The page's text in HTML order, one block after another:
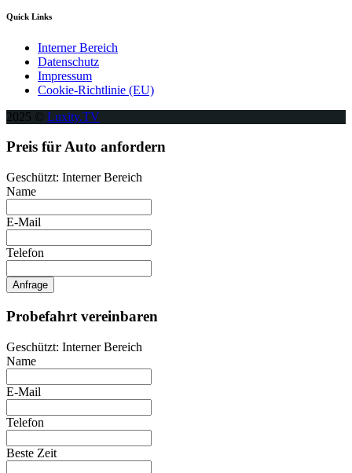
Quick Links
Interner Bereich
Datenschutz
Impressum
Cookie-Richtlinie (EU)
2025 © Luxity.TV
Preis für Auto anfordern
Geschützt: Interner Bereich
Name
E-Mail
Telefon
Anfrage
Probefahrt vereinbaren
Geschützt: Interner Bereich
Name
E-Mail
Telefon
Beste Zeit